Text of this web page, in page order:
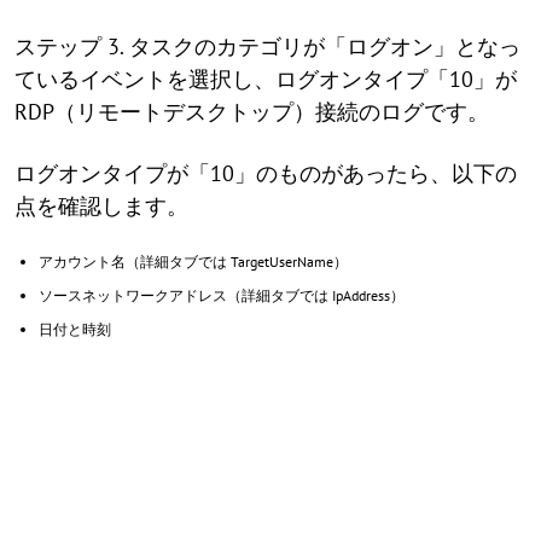
ステップ 3. タスクのカテゴリが「ログオン」となっ
ているイベントを選択し、ログオンタイプ「10」が
RDP（リモートデスクトップ）接続のログです。
ログオンタイプが「10」のものがあったら、以下の
点を確認します。
アカウント名（詳細タブでは TargetUserName）
ソースネットワークアドレス（詳細タブでは IpAddress）
日付と時刻